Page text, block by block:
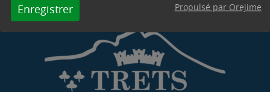
Enregistrer Propulsé par Orejime